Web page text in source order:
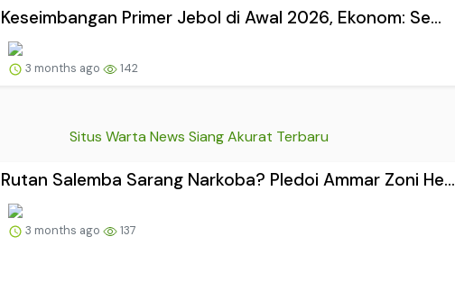
Keseimbangan Primer Jebol di Awal 2026, Ekonom: Se...
3 months ago 142
Situs Warta News Siang Akurat Terbaru
Rutan Salemba Sarang Narkoba? Pledoi Ammar Zoni He...
3 months ago 137